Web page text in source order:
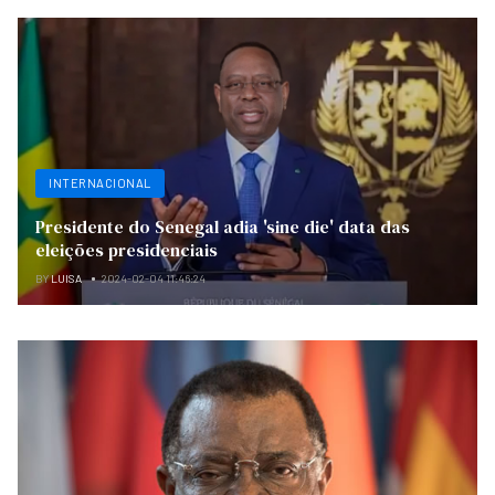
INTERNACIONAL
Presidente do Senegal adia 'sine die' data das
eleições presidenciais
BYLUISA 2024-02-04 11:46:24